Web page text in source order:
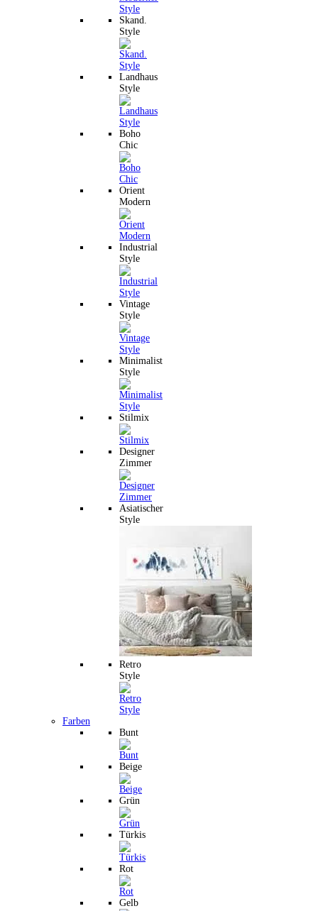
Skand.
Style
Landhaus
Style
Boho
Chic
Orient
Modern
Industrial
Style
Vintage
Style
Minimalist
Style
Stilmix
Designer
Zimmer
Asiatischer
Style
Retro
Style
Farben
Bunt
Beige
Grün
Türkis
Rot
Gelb